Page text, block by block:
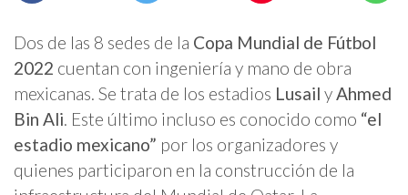
Dos de las 8 sedes de la Copa Mundial de Fútbol
2022 cuentan con ingeniería y mano de obra
mexicanas. Se trata de los estadios Lusail yAhmed
Bin Ali. Este último incluso es conocido como “el
estadio mexicano” por los organizadores y
quienes participaron en la construcción de la